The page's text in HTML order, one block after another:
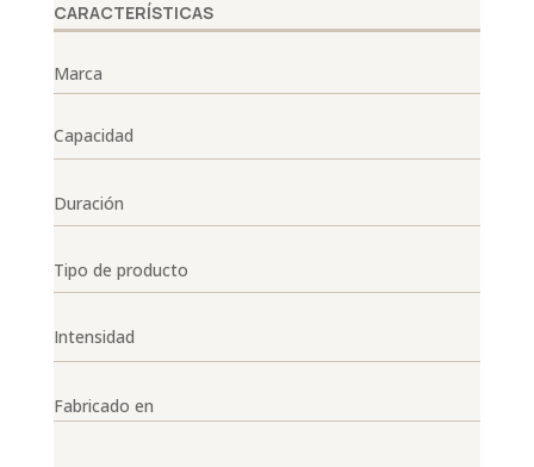
CARACTERÍSTICAS
Marca
Capacidad
Duración
Tipo de producto
Intensidad
Fabricado en